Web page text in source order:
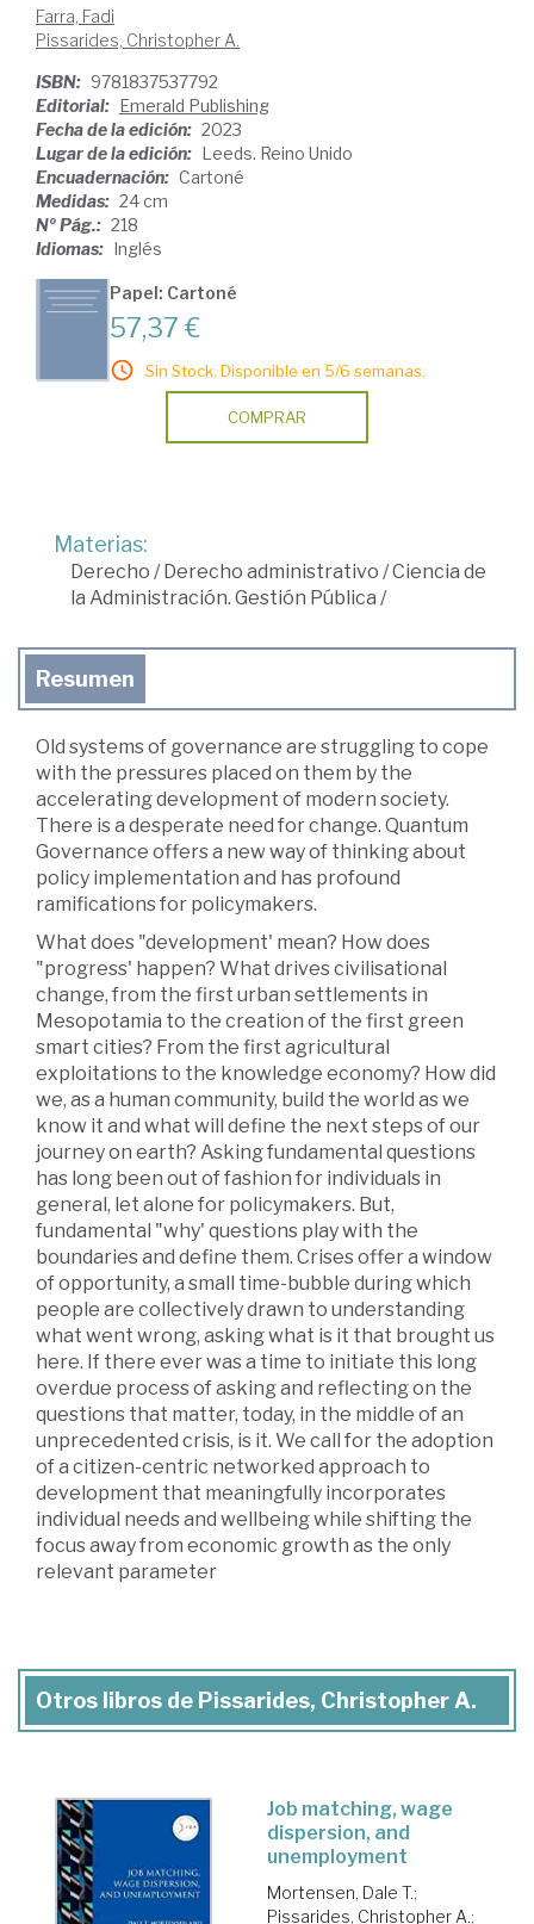
Farra, Fadi
Pissarides, Christopher A.
ISBN: 9781837537792
Editorial: Emerald Publishing
Fecha de la edición: 2023
Lugar de la edición: Leeds. Reino Unido
Encuadernación: Cartoné
Medidas: 24 cm
Nº Pág.: 218
Idiomas: Inglés
Papel: Cartoné
57,37 €
Sin Stock. Disponible en 5/6 semanas.
COMPRAR
Materias:
Derecho / Derecho administrativo /Ciencia de
la Administración. Gestión Pública /
Resumen
Old systems of governance are struggling to cope
with the pressures placed on them by the
accelerating development of modern society.
There is a desperate need for change. Quantum
Governance offers a new way of thinking about
policy implementation and has profound
ramifications for policymakers.
What does "development' mean? How does
"progress' happen? What drives civilisational
change, from the first urban settlements in
Mesopotamia to the creation of the first green
smart cities? From the first agricultural
exploitations to the knowledge economy? How did
we, as a human community, build the world as we
know it and what will define the next steps of our
journey on earth? Asking fundamental questions
has long been out of fashion for individuals in
general, let alone for policymakers. But,
fundamental "why' questions play with the
boundaries and define them. Crises offer a window
of opportunity, a small time-bubble during which
people are collectively drawn to understanding
what went wrong, asking what is it that brought us
here. If there ever was a time to initiate this long
overdue process of asking and reflecting on the
questions that matter, today, in the middle of an
unprecedented crisis, is it. We call for the adoption
of a citizen-centric networked approach to
development that meaningfully incorporates
individual needs and wellbeing while shifting the
focus away from economic growth as the only
relevant parameter
Otros libros de Pissarides, Christopher A.
Job matching, wage
dispersion, and
unemployment
Mortensen, Dale T.;
Pissarides, Christopher A.;